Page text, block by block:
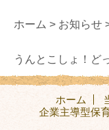
ホーム > お知らせ
うんとこしょ！ど
ホーム
企業主導型保